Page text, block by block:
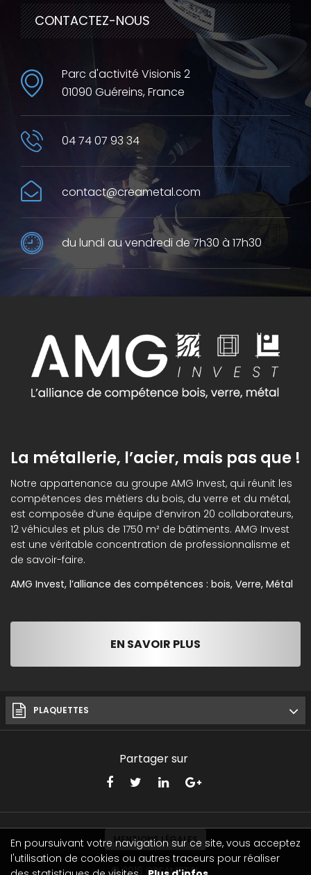
CONTACTEZ-NOUS
Parc d'activité Visionis 2
01090 Guéreins, France
04 74 07 93 34
contact@creametal.com
du lundi au vendredi de 7h30 à 17h30
La métallerie, l’acier, mais pas que !
Notre appartenance au groupe AMG Invest, qui réunit les
compétences des métiers du bois, du verre et du métal,
est composée d’une équipe d’environ 20 collaborateurs,
12 véhicules et plus de 1750 m² de bâtiments. AMG Invest
est une véritable concentration de professionnalisme et
de savoir-faire.
AMG Invest, l’alliance des compétences : bois, Verre, Métal
EN SAVOIR PLUS
PLAQUETTES
Partager sur
MENTIONS LÉGALES
© 2016 CREAMETAL
En poursuivant votre navigation sur ce site, vous acceptez
l'utilisation de cookies ou autres traceurs pour réaliser